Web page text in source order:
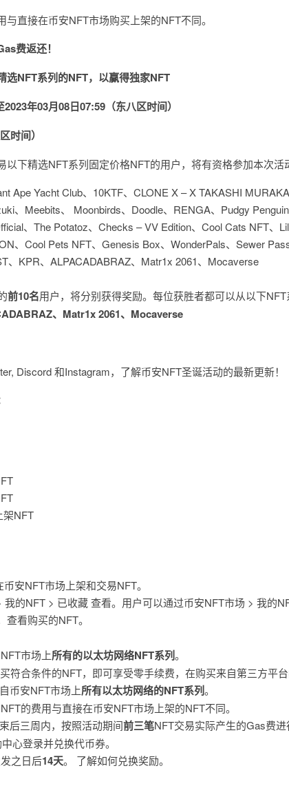
直接在币安NFT市场购买上架的NFT不同。
费返还！
选NFT系列的NFT，以赢得独家NFT
年03月08日07:59（东八区时间）
时间）
下精选NFT系列固定价格NFT的用户，将有资格参加本次活
Ape Yacht Club、10KTF、CLONE X – X TAKASHI
、Meebits、 Moonbirds、Doodle、RENGA、Pudgy
、The Potatoz、Checks – VV Edition、Cool Cats NFT、Lil
、Cool Pets NFT、Genesis Box、WonderPals、Sewer Pass
、KPR、ALPACADABRAZ、Matr1x 2061、Mocaverse
前10名用户，将分别获得奖励。每位获胜者都可以从以下
、 Matr1x 2061、Mocaverse
Discord 和Instagram，了解币安NFT圣诞活动的最新更新！
架NFT
安NFT市场上架和交易NFT。
的NFT > 已收藏 查看。用户可以通过币安NFT市场 > 我的
看购买的NFT。
市场上所有的以太坊网络NFT系列。
符合条件的NFT，即可享受零手续费，在购买来自第三方平
币安NFT市场上所有以太坊网络的NFT系列。
的费用与直接在币安NFT市场上架的NFT不同。
后三周内，按照活动期间前三笔NFT交易实际产生的Gas费进
心登录并兑换代币券。
之日后14天。 了解如何兑换奖励。